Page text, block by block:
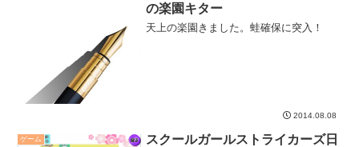
の楽園キター
天上の楽園きました。蛙確保に突入！
2014.08.08
ゲーム
スクールガールストライカーズ日